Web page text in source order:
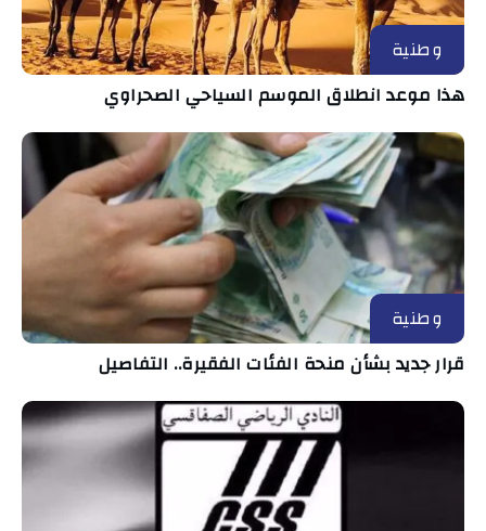
وطنية
هذا موعد انطلاق الموسم السياحي الصحراوي
وطنية
قرار جديد بشأن منحة الفئات الفقيرة.. التفاصيل